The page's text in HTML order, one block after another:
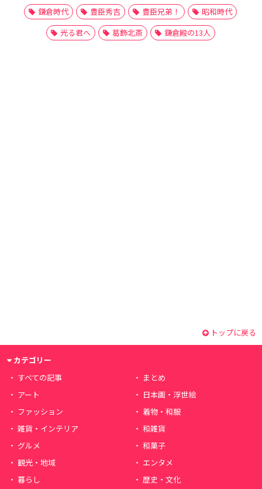
鎌倉時代
豊臣秀吉 豊臣兄弟！
昭和時代
光る君へ
葛飾北斎 鎌倉殿の13人
トップに戻る
カテゴリー
すべての記事
まとめ
アート
日本画・浮世絵
ファッション
着物・和服
雑貨・インテリア
和雑貨
グルメ
和菓子
観光・地域
エンタメ
暮らし
歴史・文化